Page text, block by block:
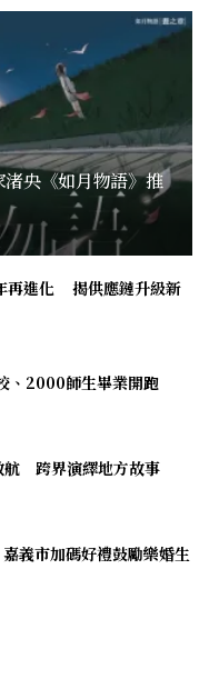
央《如月物語》推
再進化 揭供應鏈升級新
、2000師生畢業開跑
航 跨界演繹地方故事
義市加碼好禮鼓勵樂婚生